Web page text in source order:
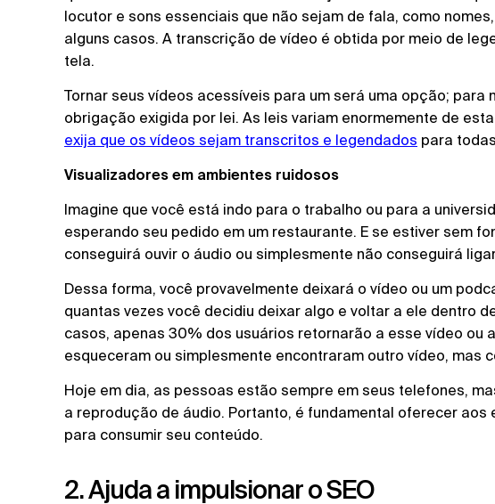
locutor e sons essenciais que não sejam de fala, como
alguns casos. A transcrição de vídeo é obtida por meio de
tela.
Tornar seus vídeos acessíveis para um será uma opção; para
obrigação exigida por lei. As leis variam enormemente de
exija que os vídeos sejam transcritos e legendados para
Visualizadores em ambientes ruidosos
Imagine que você está indo para o trabalho ou para a
esperando seu pedido em um restaurante. E se estiver sem
conseguirá ouvir o áudio ou simplesmente não conseguirá
Dessa forma, você provavelmente deixará o vídeo ou um
quantas vezes você decidiu deixar algo e voltar a ele dentro
casos, apenas 30% dos usuários retornarão a esse vídeo ou
esqueceram ou simplesmente encontraram outro vídeo, mas
Hoje em dia, as pessoas estão sempre em seus telefones,
a reprodução de áudio. Portanto, é fundamental oferecer
para consumir seu conteúdo.
2. Ajuda a impulsionar o SEO